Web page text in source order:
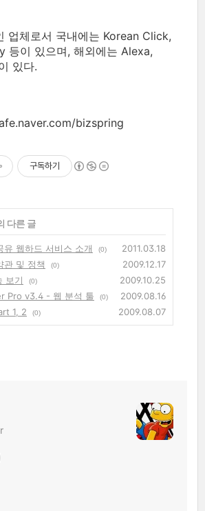
로서 국내에는 Korean Click,
등이 있으며, 해외에는 Alexa,
있다.
bizspring
구독하기
다른 글
유 웹하드 서비스 소개 (0)
2011.03.18
관 및 정책
(0)
2009.12.17
보기
(0)
2009.10.25
Pro v3.4 - 웹 분석 툴
(0)
2009.08.16
1, 2
(0) 2009.08.07